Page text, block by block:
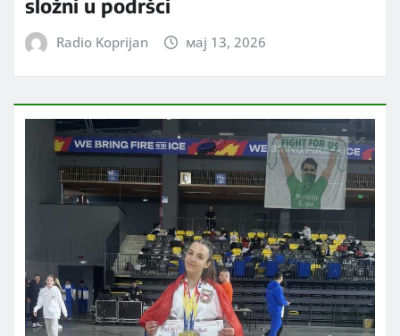
složni u podršci
Radio Koprijan мај 13, 2026